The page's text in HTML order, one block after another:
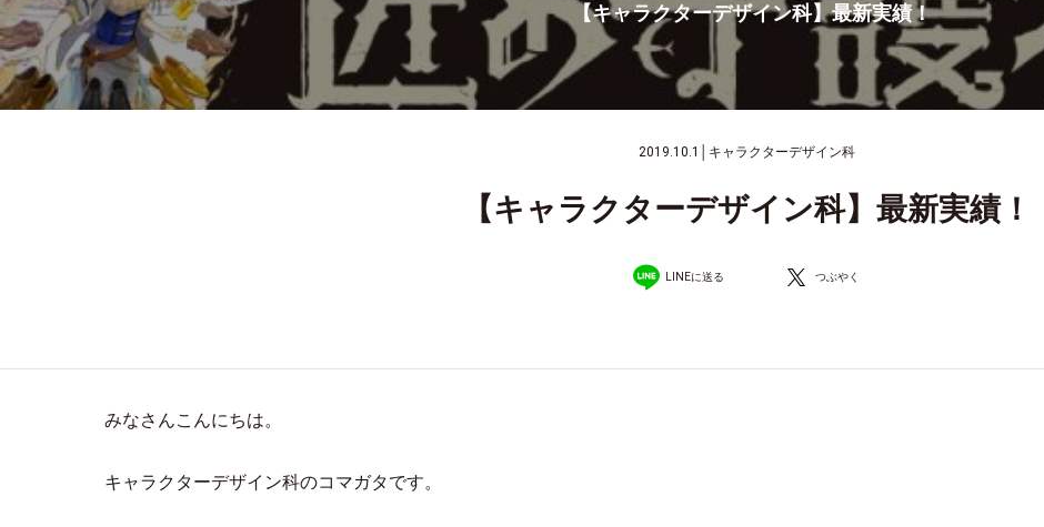
【キャラクターデザイン科】最新実績！
2019.10.1 キャラクターデザイン科
【キャラクターデザイン科】最新実績！
LINEに送る つぶやく
みなさんこんにちは。
キャラクターデザイン科のコマガタです。